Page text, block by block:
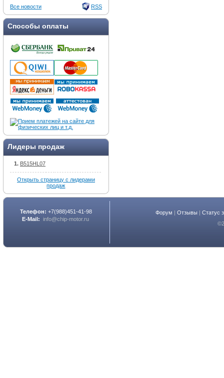
Все новости RSS
Способы оплаты
Лидеры продаж
B515HL07
Открыть страницу с лидерами
продаж
Телефон: +7(988)451-41-98
E-Mail: info@chip-motor.ru
Форум |Отзывы |Статус